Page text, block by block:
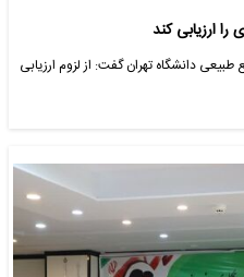
ارزیابی کند
دانشگاه تهران گفت: از لزوم ارزیابی